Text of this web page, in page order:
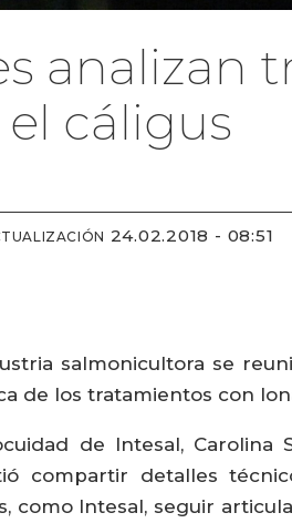
analizan
cáligus
24.02.2018 - 08:51
salmonicultora se
de los tratamientos con
de Intesal, Carolina
compartir detalles
como Intesal, seguir